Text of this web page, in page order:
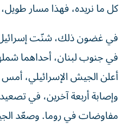
كل ما نريده، فهذا مسار
في غضون ذلك، شنّت إسرائيل
في جنوب لبنان، أحداهما
أعلن الجيش الإسرائيلي،
وإصابة أربعة آخرين، في
مفاوضات في روما. وصعّد